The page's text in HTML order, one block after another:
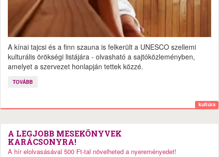
A kínai tajcsi és a finn szauna is felkerült a UNESCO szellemi
kulturális örökségi listájára - olvasható a sajtóközleményben,
amelyet a szervezet honlapján tettek közzé.
TOVÁBB
kultúra
A LEGJOBB MESEKÖNYVEK
KARÁCSONYRA!
A hír elolvasásával 500 Ft-tal növelheted a nyereményedet!